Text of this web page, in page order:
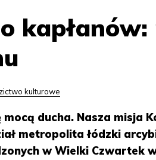
kulturowe
mocą ducha. Nasza misja
metropolita łódzki
w Wielki Czwartek